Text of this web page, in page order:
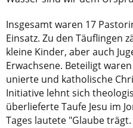
Insgesamt waren 17
Einsatz. Zu den Täuflingen
kleine Kinder, aber auch
Erwachsene. Beteiligt
unierte und katholische
Initiative lehnt sich
überlieferte Taufe Jesu im
Tages lautete "Glaube